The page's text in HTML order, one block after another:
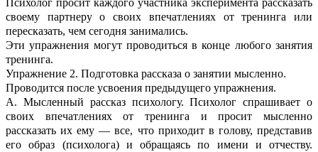
Психолог просит каждого участника эксперимента рассказать
своему партнеру о своих впечатлениях от тренинга или
пересказать, чем сегодня занимались.
Эти упражнения могут проводиться в конце любого занятия
тренинга.
Упражнение 2. Подготовка рассказа о занятии мысленно.
Проводится после усвоения предыдущего упражнения.
А. Мысленный рассказ психологу. Психолог спрашивает о
своих впечатлениях от тренинга и просит мысленно
рассказать их ему — все, что приходит в голову, представив
его образ (психолога) и обращаясь по имени и отчеству.